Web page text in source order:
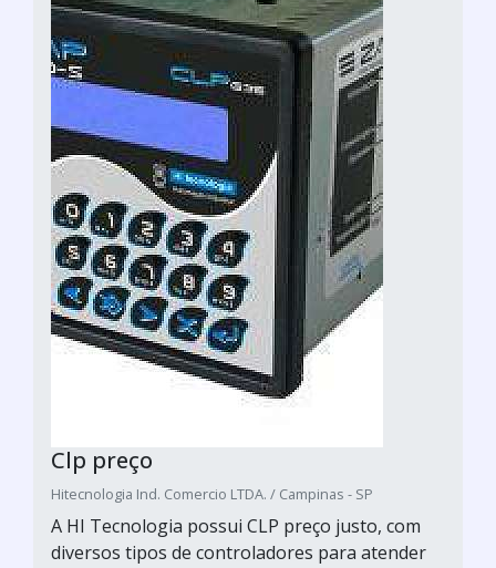
Clp preço
Hitecnologia Ind. Comercio LTDA. / Campinas - SP
A HI Tecnologia possui CLP preço justo, com
diversos tipos de controladores para atender